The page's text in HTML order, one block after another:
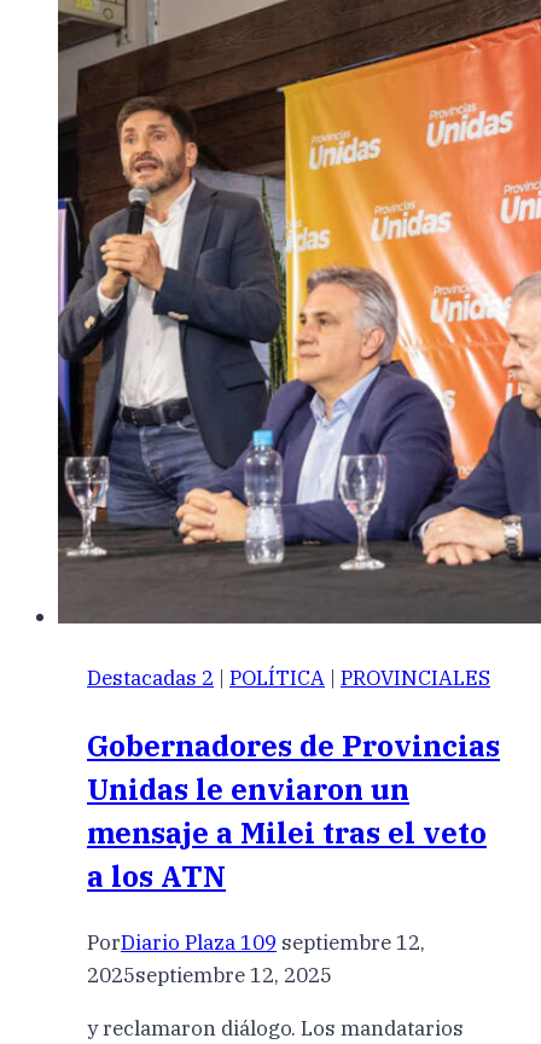
Destacadas 2 | POLÍTICA | PROVINCIALES
Gobernadores de Provincias
Unidas le enviaron un
mensaje a Milei tras el veto
a los ATN
PorDiario Plaza 109 septiembre 12,
2025septiembre 12, 2025
y reclamaron diálogo. Los mandatarios